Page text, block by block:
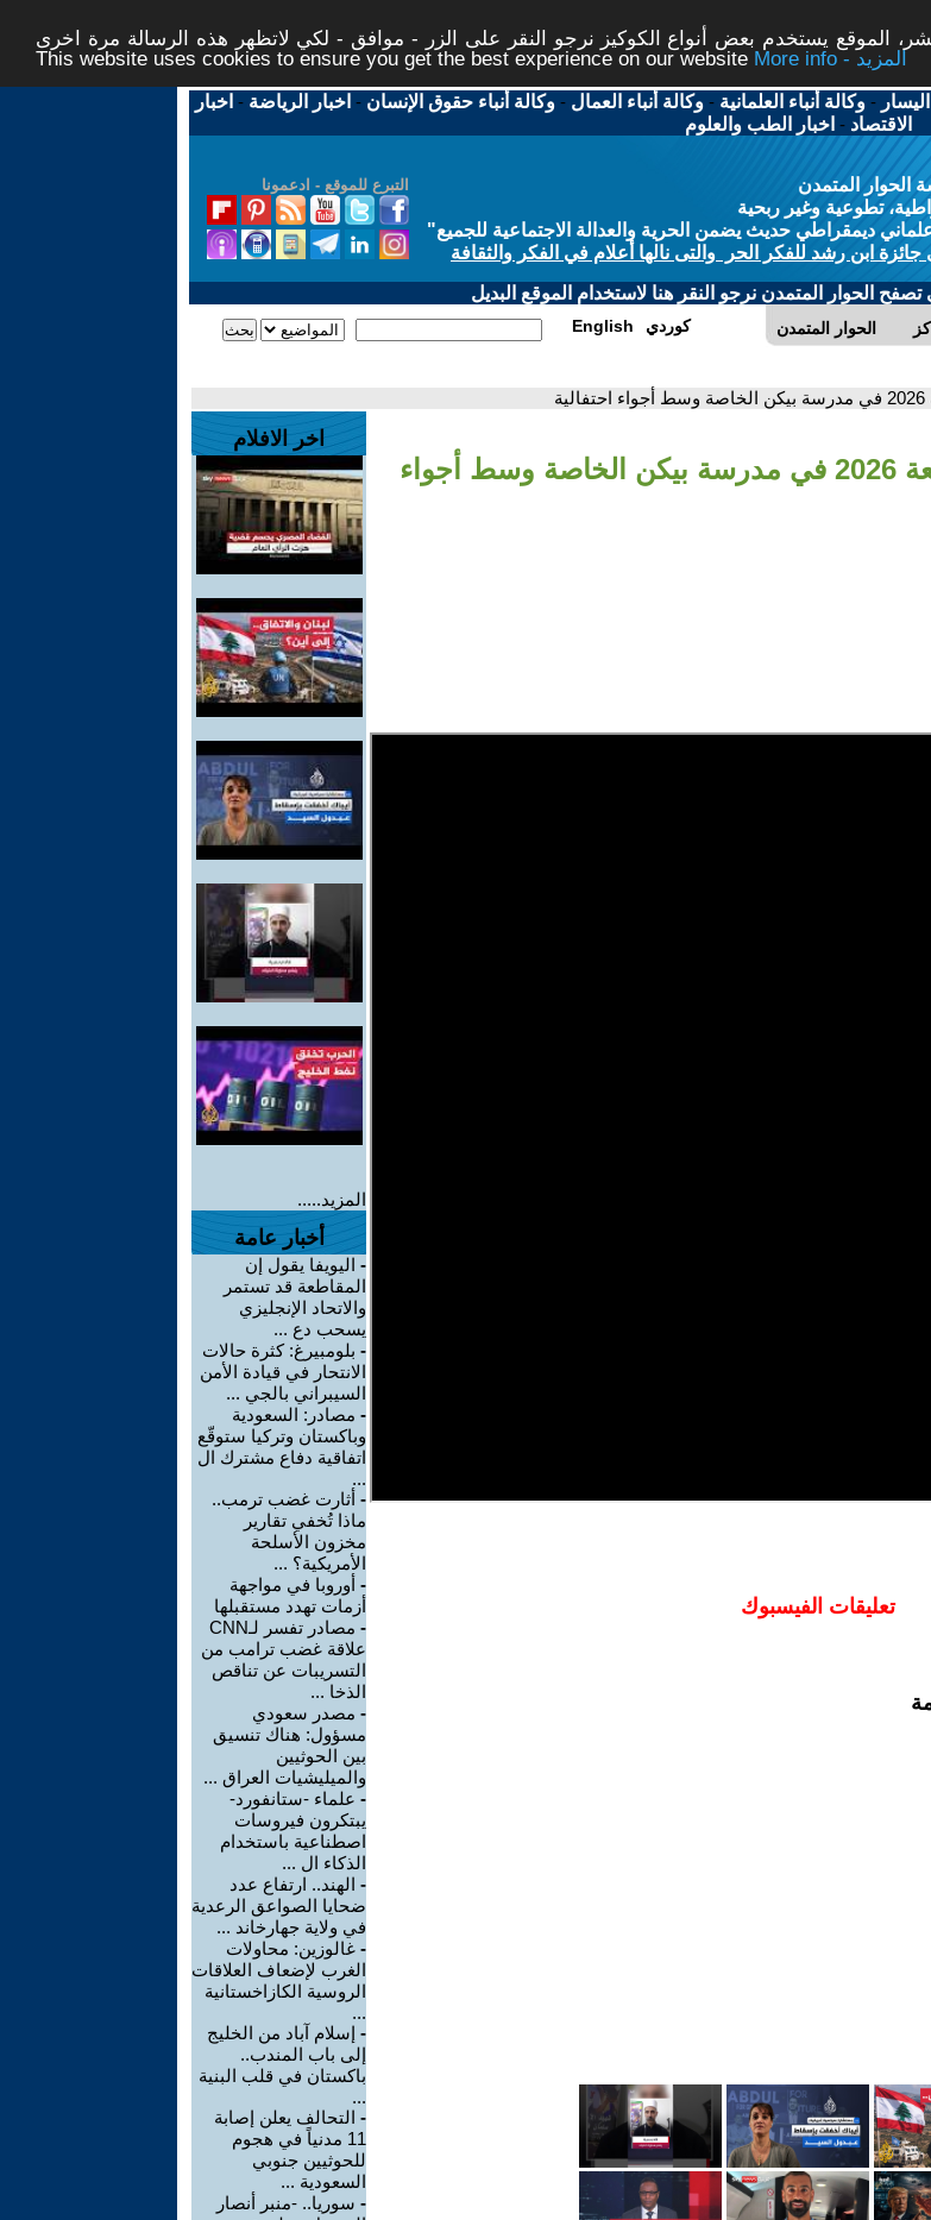
الموقع يستخدم بعض أنواع الكوكيز نرجو النقر على الزر - موافق - لكي لاتظهر هذه الرسالة مرة اخرى -
This website uses cookies to ensure you get the best experience on our website
More info - المزيد
-وكالة أنباء العلمانية -وكالة أنباء العمال -وكالة أنباء حقوق الإنسان - اخبار الرياضة - اخبار
الاقتصاد - اخبار الطب والعلوم
التبرع للموقع - ادعمونا
الحوار المتمدن
تطوعية وغير ربحية
ديمقراطي حديث يضمن الحرية والعدالة الاجتماعية للجميع"
ابن رشد للفكر الحر والتى نالها أعلام في الفكر والثقافة
الحوار المتمدن نرجو النقر هنا لاستخدام الموقع البديل
الحوار المتمدن English كوردي
- تخريج طلبة دفعة 2026 في مدرسة بيكن الخاصة وسط أجواء
تعليقات الفيسبوك
اخر الافلام
المزيد.....
أخبار عامة
- اليويفا يقول إن
المقاطعة قد تستمر
والاتحاد الإنجليزي
يسحب دع ...
- بلومبيرغ: كثرة حالات
الانتحار في قيادة الأمن
السيبراني بالجي ...
- مصادر: السعودية
وباكستان وتركيا ستوقّع
اتفاقية دفاع مشترك ال
...
- أثارت غضب ترمب..
ماذا تُخفي تقارير
مخزون الأسلحة
الأمريكية؟ ...
- أوروبا في مواجهة
أزمات تهدد مستقبلها
-
مصادر تفسر لـCNN
علاقة غضب ترامب من
التسريبات عن تناقص
الذخا ...
- مصدر سعودي
مسؤول: هناك تنسيق
بين الحوثيين
والميليشيات العراق ...
- علماء -ستانفورد-
يبتكرون فيروسات
اصطناعية باستخدام
الذكاء ال ...
- الهند.. ارتفاع عدد
ضحايا الصواعق الرعدية
في ولاية جهارخاند ...
- غالوزين: محاولات
الغرب لإضعاف العلاقات
الروسية الكازاخستانية
...
- إسلام آباد من الخليج
إلى باب المندب..
باكستان في قلب البنية
...
- التحالف يعلن إصابة
11 مدنياً في هجوم
للحوثيين جنوبي
السعودية ...
- سوريا.. -منبر أنصار